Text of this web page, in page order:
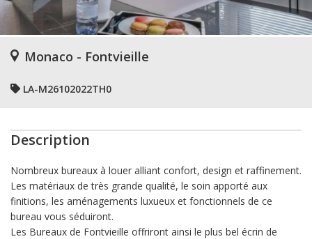
Monaco - Fontvieille
LA-M26102022TH0
Description
Nombreux bureaux à louer alliant confort, design et raffinement.
Les matériaux de très grande qualité, le soin apporté aux
finitions, les aménagements luxueux et fonctionnels de ce
bureau vous séduiront.
Les Bureaux de Fontvieille offriront ainsi le plus bel écrin de